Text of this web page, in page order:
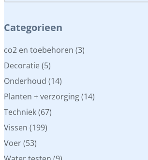
Categorieen
Categorieen
co2 en toebehoren (3)
Decoratie (5)
Onderhoud (14)
Planten + verzorging(14)
Techniek(67)
Vissen (199)
Voer(53)